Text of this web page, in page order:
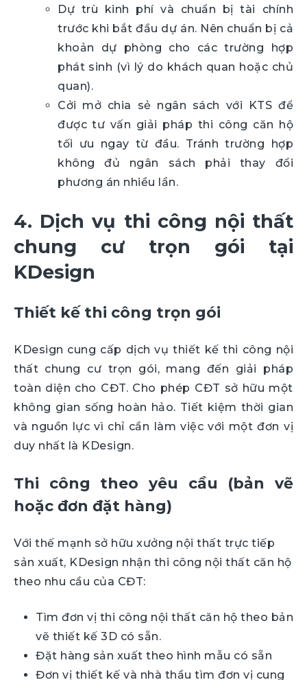
Dự trù kinh phí và chuẩn bị tài chính
trước khi bắt đầu dự án. Nên chuẩn bị cả
khoản dự phòng cho các trường hợp
phát sinh (vì lý do khách quan hoặc chủ
quan).
Cởi mở chia sẻ ngân sách với KTS để
được tư vấn giải pháp thi công căn hộ
tối ưu ngay từ đầu. Tránh trường hợp
không đủ ngân sách phải thay đổi
phương án nhiều lần.
4. Dịch vụ thi công nội thất
chung cư trọn gói tại
KDesign
Thiết kế thi công trọn gói
KDesign cung cấp dịch vụ thiết kế thi công nội
thất chung cư trọn gói, mang đến giải pháp
toàn diện cho CĐT. Cho phép CĐT sở hữu một
không gian sống hoàn hảo. Tiết kiệm thời gian
và nguồn lực vì chỉ cần làm việc với một đơn vị
duy nhất là KDesign.
Thi công theo yêu cầu (bản vẽ
hoặc đơn đặt hàng)
Với thế mạnh sở hữu xưởng nội thất trực tiếp
sản xuất, KDesign nhận thi công nội thất căn hộ
theo nhu cầu của CĐT:
Tìm đơn vị thi công nội thất căn hộ theo bản
vẽ thiết kế 3D có sẵn.
Đặt hàng sản xuất theo hình mẫu có sẵn
Đơn vị thiết kế và nhà thầu tìm đơn vị cung